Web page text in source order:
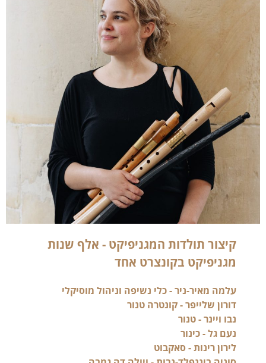
קיצור תולדות המגניפיקט - אלף שנות
מגניפיקט בקונצרט אחד